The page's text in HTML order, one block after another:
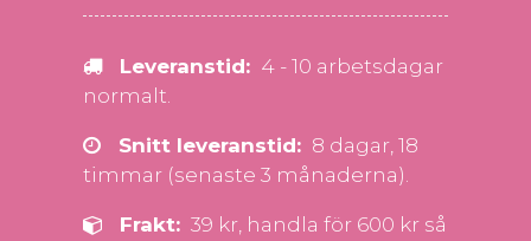
Leveranstid: 4 - 10 arbetsdagar
normalt.
Snitt leveranstid: 8 dagar, 18
timmar (senaste 3 månaderna).
Frakt: 39 kr, handla för 600 kr så